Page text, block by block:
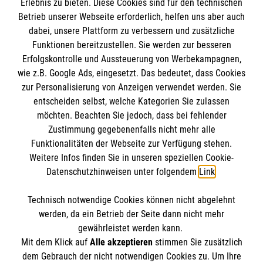
Mitarbeiter. Aber auch unseren Patienten zeigt die
Bewertung, dass sie bei uns sehr gut aufgehoben
sind“, so Geschäftsführer Dr. Carsten Haeckel.
Einrichtung
Rathsberger Str. 57
91054 Erlangen
Informationen
Anfahrt
Erlebnis zu bieten. Diese Cookies sind für den technischen
Betrieb unserer Webseite erforderlich, helfen uns aber auch
dabei, unsere Plattform zu verbessern und zusätzliche
Funktionen bereitzustellen. Sie werden zur besseren
Erfolgskontrolle und Aussteuerung von Werbekampagnen,
wie z.B. Google Ads, eingesetzt. Das bedeutet, dass Cookies
zur Personalisierung von Anzeigen verwendet werden. Sie
entscheiden selbst, welche Kategorien Sie zulassen
möchten. Beachten Sie jedoch, dass bei fehlender
Zustimmung gegebenenfalls nicht mehr alle
Funktionalitäten der Webseite zur Verfügung stehen.
Weitere Infos finden Sie in unseren speziellen Cookie-
Datenschutzhinweisen unter folgendem Link.
Technisch notwendige Cookies können nicht abgelehnt
werden, da ein Betrieb der Seite dann nicht mehr
gewährleistet werden kann.
Mit dem Klick auf Alle akzeptierenstimmen Sie zusätzlich
dem Gebrauch der nicht notwendigen Cookies zu. Um Ihre